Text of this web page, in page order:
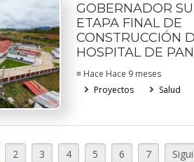
GOBERNADOR
ETAPA FINAL DE
CONSTRUCCIÓN
HOSPITAL DE
≡ Hace Hace 9 meses
Proyectos
Salud
2 3 4 5 6 7